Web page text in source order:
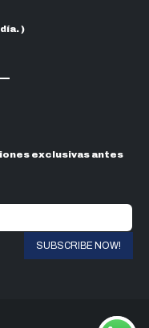
)
exclusivas antes